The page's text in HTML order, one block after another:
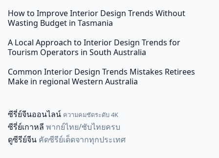
How to Improve Interior Design Trends Without
Wasting Budget in Tasmania
A Local Approach to Interior Design Trends for
Tourism Operators in South Australia
Common Interior Design Trends Mistakes Retirees
Make in regional Western Australia
ซีรี่ย์จีนออนไลน์ ความคมชัดระดับ 4K
ซีรี่ย์เกาหลี พากย์ไทย/ซับไทยครบ
ดูซีรีย์จีน คัดซีรีย์เด็ดจากทุกประเทศ